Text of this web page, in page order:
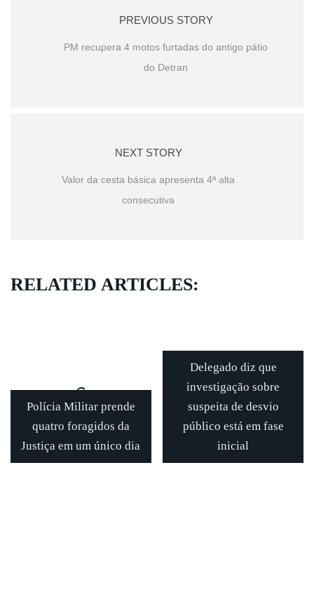
PREVIOUS STORY
PM recupera 4 motos furtadas do antigo pátio
do Detran
NEXT STORY
Valor da cesta básica apresenta 4ª alta
consecutiva
RELATED ARTICLES:
Polícia Militar prende
quatro foragidos da
Justiça em um único dia
Delegado diz que
investigação sobre
suspeita de desvio
público está em fase
inicial